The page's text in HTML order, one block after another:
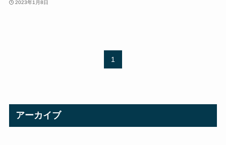
2023年1月8日
1
アーカイブ